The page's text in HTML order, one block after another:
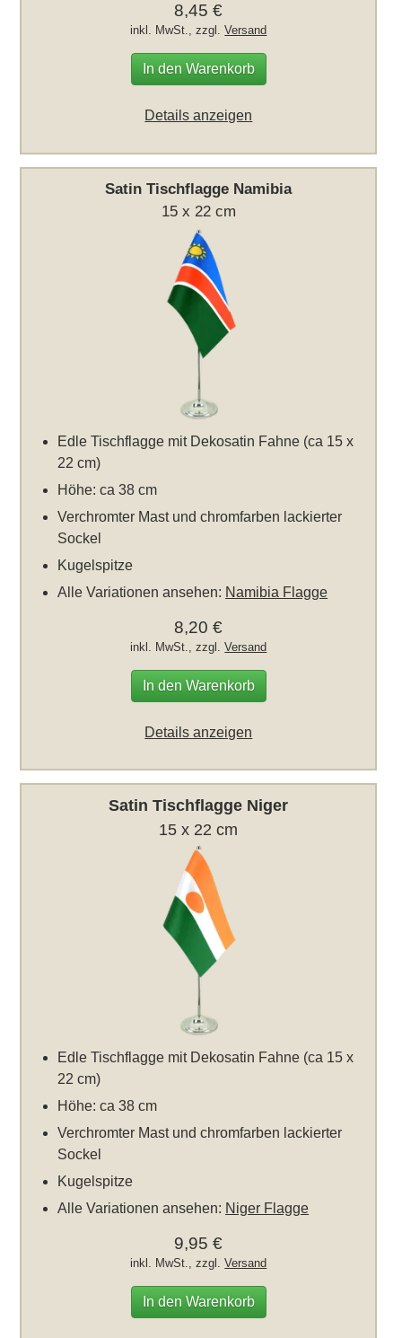
8,45 €
inkl. MwSt., zzgl.Versand
In den Warenkorb
Details anzeigen
Satin Tischflagge Namibia
15 x 22 cm
Edle Tischflagge mit Dekosatin Fahne (ca 15 x
22 cm)
Höhe: ca 38 cm
Verchromter Mast und chromfarben lackierter
Sockel
Kugelspitze
Alle Variationen ansehen: Namibia Flagge
8,20 €
inkl. MwSt., zzgl.Versand
In den Warenkorb
Details anzeigen
Satin Tischflagge Niger
15 x 22 cm
Edle Tischflagge mit Dekosatin Fahne (ca 15 x
22 cm)
Höhe: ca 38 cm
Verchromter Mast und chromfarben lackierter
Sockel
Kugelspitze
Alle Variationen ansehen: Niger Flagge
9,95 €
inkl. MwSt., zzgl.Versand
In den Warenkorb